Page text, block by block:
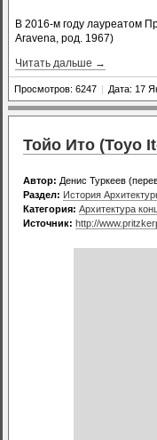
В 2016-м году лауреатом
Aravena, род. 1967)
Читать дальше →
Просмотров: 6247 | Дата: 17
Тойо Ито (Toyo
Автор: Денис Туркеев
Раздел: История
Категория: Архитектура
Источник: http://